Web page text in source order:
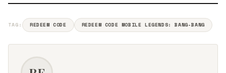
TAG: REDEEM CODE REDEEM CODE MOBILE LEGENDS: BANG-BANG